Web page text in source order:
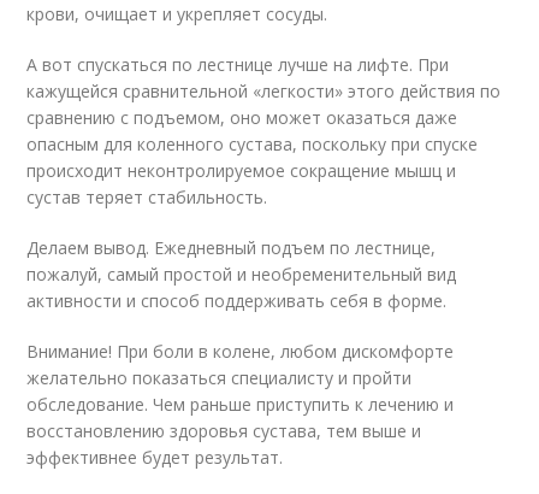
крови, очищает и укрепляет сосуды.
А вот спускаться по лестнице лучше на лифте. При
кажущейся сравнительной «легкости» этого действия по
сравнению с подъемом, оно может оказаться даже
опасным для коленного сустава, поскольку при спуске
происходит неконтролируемое сокращение мышц и
сустав теряет стабильность.
Делаем вывод. Ежедневный подъем по лестнице,
пожалуй, самый простой и необременительный вид
активности и способ поддерживать себя в форме.
Внимание! При боли в колене, любом дискомфорте
желательно показаться специалисту и пройти
обследование. Чем раньше приступить к лечению и
восстановлению здоровья сустава, тем выше и
эффективнее будет результат.